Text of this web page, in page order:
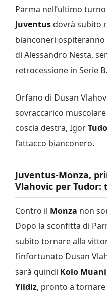
Parma nell’ultimo
Juventus dovrà subito
bianconeri ospiteranno
di Alessandro Nesta,
retrocessione in Serie B.
Orfano di Dusan
sovraccarico
coscia destra, Igor
l’attacco bianconero.
Juventus-Monza,
Vlahovic per Tudor:
Contro il Monza non
Dopo la sconfitta di
subito tornare alla
l’infortunato Dusan
sarà quindi Kolo Muani
Yildiz, pronto a